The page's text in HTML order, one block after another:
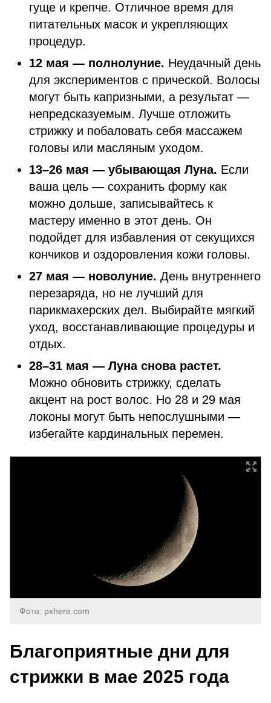
гуще и крепче. Отличное время для
питательных масок и укрепляющих
процедур.
12 мая — полнолуние. Неудачный день
для экспериментов с прической. Волосы
могут быть капризными, а результат —
непредсказуемым. Лучше отложить
стрижку и побаловать себя массажем
головы или масляным уходом.
13–26 мая — убывающая Луна. Если
ваша цель — сохранить форму как
можно дольше, записывайтесь к
мастеру именно в этот день. Он
подойдет для избавления от секущихся
кончиков и оздоровления кожи головы.
27 мая — новолуние. День внутреннего
перезаряда, но не лучший для
парикмахерских дел. Выбирайте мягкий
уход, восстанавливающие процедуры и
отдых.
28–31 мая — Луна снова растет.
Можно обновить стрижку, сделать
акцент на рост волос. Но 28 и 29 мая
локоны могут быть непослушными —
избегайте кардинальных перемен.
Фото: pxhere.com
Благоприятные дни для
стрижки в мае 2025 года